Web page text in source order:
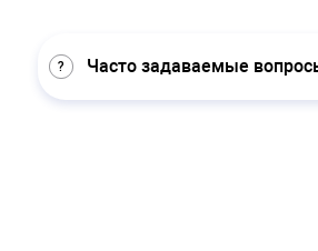
Часто задаваемые